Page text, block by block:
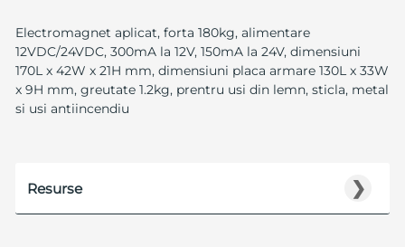
Electromagnet aplicat, forta 180kg, alimentare
12VDC/24VDC, 300mA la 12V, 150mA la 24V, dimensiuni
170L x 42W x 21H mm, dimensiuni placa armare 130L x 33W
x 9H mm, greutate 1.2kg, prentru usi din lemn, sticla, metal
si usi antiincendiu
❯
Resurse